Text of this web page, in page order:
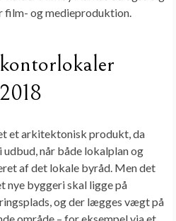
film- og medieproduktion.
et arkitektonisk produkt, da
når både lokalplan og
af det lokale byråd. Men det
nye byggeri skal ligge på
og der lægges vægt på